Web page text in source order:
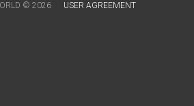
© 2026 USER AGREEMENT